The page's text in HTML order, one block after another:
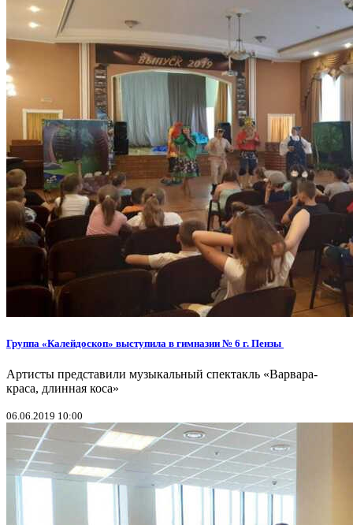
Группа «Калейдоскоп» выступила в гимназии № 6 г. Пензы
Артисты представили музыкальный спектакль «Варвара-
краса, длинная коса»
06.06.2019 10:00